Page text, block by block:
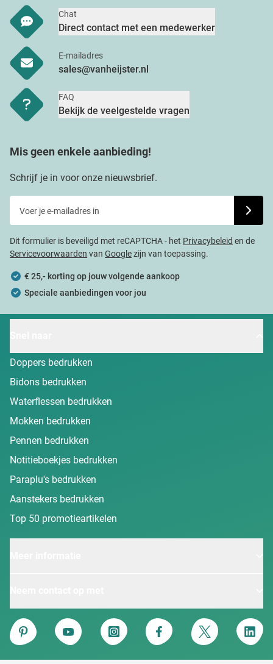
Chat
Direct contact met een medewerker
E-mailadres
sales@vanheijster.nl
FAQ
Bekijk de veelgestelde vragen
Mis geen enkele aanbieding!
Schrijf je in voor onze nieuwsbrief.
Dit formulier is beveiligd met reCAPTCHA - het Privacybeleid en de
Servicevoorwaarden van Googlezijn van toepassing.
€ 25,- korting op jouw volgende aankoop
Speciale aanbiedingen voor jou
Doppers bedrukken
Bidons bedrukken
Waterflessen bedrukken
Mokken bedrukken
Pennen bedrukken
Notitieboekjes bedrukken
Paraplu's bedrukken
Aanstekers bedrukken
Top 50 promotieartikelen
Van Heijster
Pinterest
YouTube Instagram Facebook Twitter